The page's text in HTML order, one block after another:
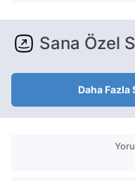
Sana Özel
Daha Fazla